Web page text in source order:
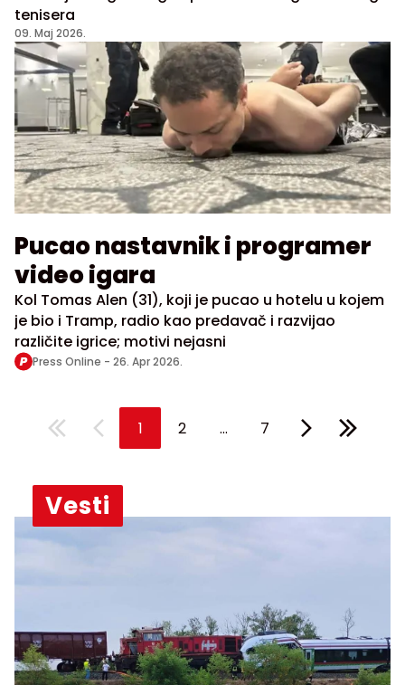
tenisera
09. Maj 2026.
Pucao nastavnik i programer
video igara
Kol Tomas Alen (31), koji je pucao u hotelu u kojem
je bio i Tramp, radio kao predavač i razvijao
različite igrice; motivi nejasni
Press Online - 26. Apr 2026.
1 2 ... 7
Vesti